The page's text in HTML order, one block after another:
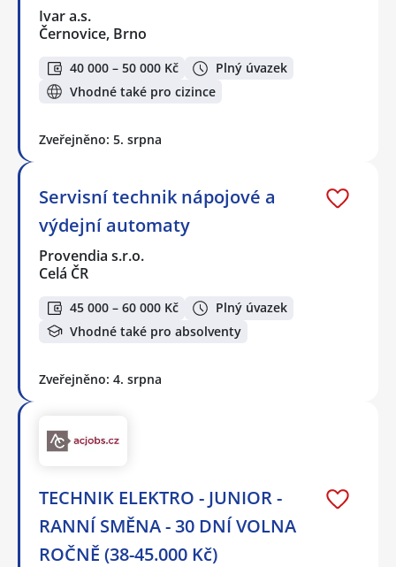
Ivar a.s.
Černovice, Brno
40 000 – 50 000 Kč
Plný úvazek
Vhodné také pro cizince
Zveřejněno: 5. srpna
Servisní technik nápojové a
výdejní automaty
Provendia s.r.o.
Celá ČR
45 000 – 60 000 Kč
Plný úvazek
Vhodné také pro absolventy
Zveřejněno: 4. srpna
TECHNIK ELEKTRO - JUNIOR -
RANNÍ SMĚNA - 30 DNÍ VOLNA
ROČNĚ (38-45.000 Kč)